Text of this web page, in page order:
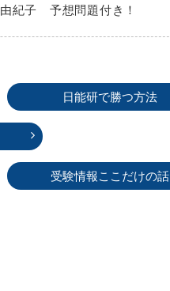
紀子 予想問題付き！
日能研で勝つ方法
受験情報ここだけの話